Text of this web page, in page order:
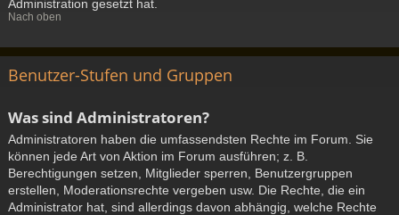
Administration gesetzt hat.
Nach oben
Benutzer-Stufen und Gruppen
Was sind Administratoren?
Administratoren haben die umfassendsten Rechte im Forum. Sie
können jede Art von Aktion im Forum ausführen; z. B.
Berechtigungen setzen, Mitglieder sperren, Benutzergruppen
erstellen, Moderationsrechte vergeben usw. Die Rechte, die ein
Administrator hat, sind allerdings davon abhängig, welche Rechte